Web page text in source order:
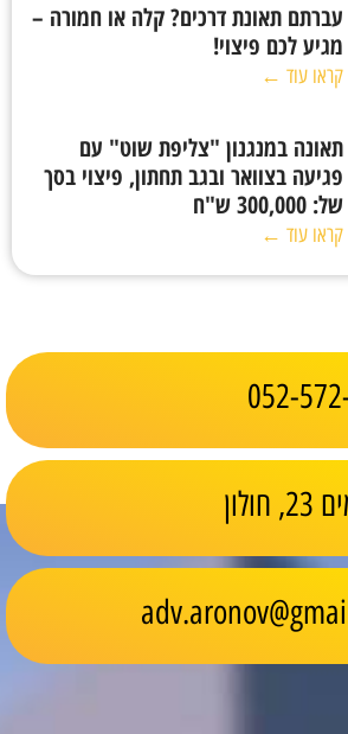
עברתם תאונת דרכים? קלה או חמורה –
מגיע לכם פיצוי!
קראו עוד ←
תאונה במנגנון "צליפת שוט" עם
פגיעה בצוואר ובגב תחתון, פיצוי בסך
של: 300,000 ש"ח
קראו עוד ←
052-